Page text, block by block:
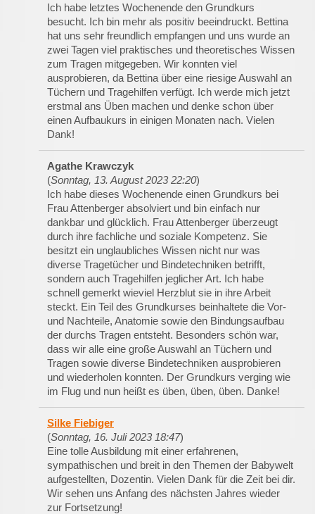
Ich habe letztes Wochenende den Grundkurs
besucht. Ich bin mehr als positiv beeindruckt. Bettina
hat uns sehr freundlich empfangen und uns wurde an
zwei Tagen viel praktisches und theoretisches Wissen
zum Tragen mitgegeben. Wir konnten viel
ausprobieren, da Bettina über eine riesige Auswahl an
Tüchern und Tragehilfen verfügt. Ich werde mich jetzt
erstmal ans Üben machen und denke schon über
einen Aufbaukurs in einigen Monaten nach. Vielen
Dank!
Agathe Krawczyk
(Sonntag, 13. August 2023 22:20)
Ich habe dieses Wochenende einen Grundkurs bei
Frau Attenberger absolviert und bin einfach nur
dankbar und glücklich. Frau Attenberger überzeugt
durch ihre fachliche und soziale Kompetenz. Sie
besitzt ein unglaubliches Wissen nicht nur was
diverse Tragetücher und Bindetechniken betrifft,
sondern auch Tragehilfen jeglicher Art. Ich habe
schnell gemerkt wieviel Herzblut sie in ihre Arbeit
steckt. Ein Teil des Grundkurses beinhaltete die Vor-
und Nachteile, Anatomie sowie den Bindungsaufbau
der durchs Tragen entsteht. Besonders schön war,
dass wir alle eine große Auswahl an Tüchern und
Tragen sowie diverse Bindetechniken ausprobieren
und wiederholen konnten. Der Grundkurs verging wie
im Flug und nun heißt es üben, üben, üben. Danke!
Silke Fiebiger
(Sonntag, 16. Juli 2023 18:47)
Eine tolle Ausbildung mit einer erfahrenen,
sympathischen und breit in den Themen der Babywelt
aufgestellten, Dozentin. Vielen Dank für die Zeit bei dir.
Wir sehen uns Anfang des nächsten Jahres wieder
zur Fortsetzung!